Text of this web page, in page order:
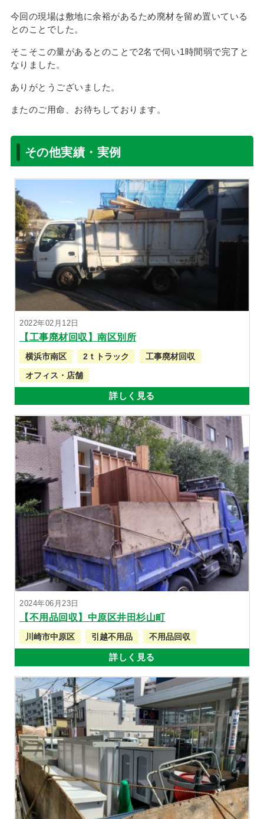
今回の現場は敷地に余裕があるため廃材を留め置いている
とのことでした。
そこそこの量があるとのことで2名で伺い1時間弱で完了と
なりました。
ありがとうございました。
またのご用命、お待ちしております。
その他実績・実例
2022年02月12日
【工事廃材回収】南区別所
横浜市南区 2ｔトラック
工事廃材回収
オフィス・店舗
詳しく見る
2024年06月23日
【不用品回収】中原区井田杉山町
川崎市中原区 引越不用品 不用品回収
詳しく見る